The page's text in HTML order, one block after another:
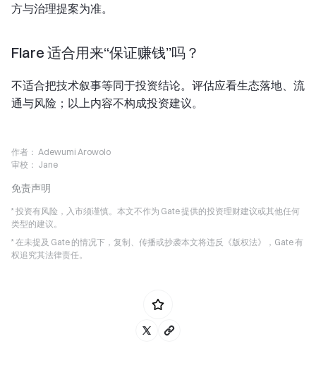
方与治理提案为准。
Flare 适合用来“保证赚钱”吗？
不适合把技术叙事等同于投资结论。评估应看生态落地、流
通与风险；以上内容不构成投资建议。
作者： Adewumi Arowolo
审校： Jane
免责声明
* 投资有风险，入市须谨慎。本文不作为 Gate 提供的投资理财建议或其他任何
类型的建议。
* 在未提及 Gate 的情况下，复制、传播或抄袭本文将违反《版权法》，Gate 有
权追究其法律责任。